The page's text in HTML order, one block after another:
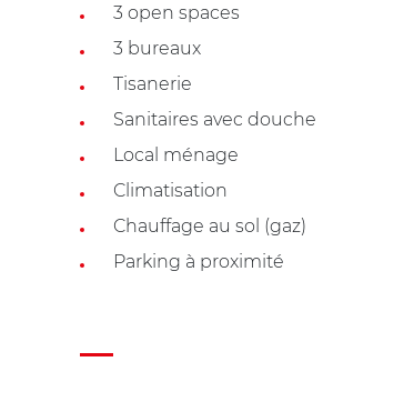
3 open spaces
3 bureaux
Tisanerie
Sanitaires avec douche
Local ménage
Climatisation
Chauffage au sol (gaz)
Parking à proximité